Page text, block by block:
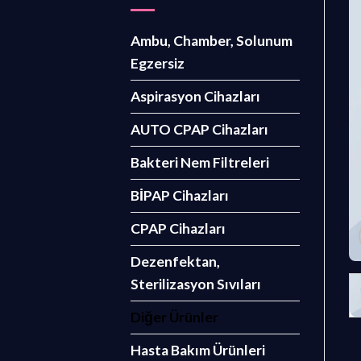
Ambu, Chamber, Solunum
Egzersiz
Aspirasyon Cihazları
AUTO CPAP Cihazları
Bakteri Nem Filtreleri
BİPAP Cihazları
CPAP Cihazları
Dezenfektan,
Sterilizasyon Sıvıları
Diğer Ürünler
Hasta Bakım Ürünleri